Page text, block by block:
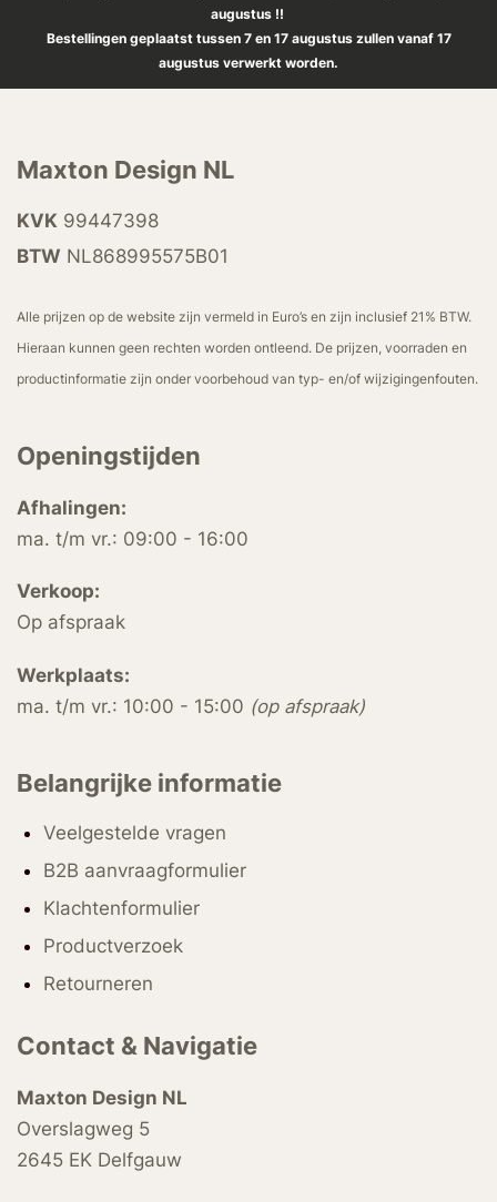
augustus !!
Bestellingen geplaatst tussen 7 en 17 augustus zullen vanaf 17
augustus verwerkt worden.
Maxton Design NL
KVK 99447398
BTW NL868995575B01
Alle prijzen op de website zijn vermeld in Euro’s en zijn inclusief 21% BTW.
Hieraan kunnen geen rechten worden ontleend. De prijzen, voorraden en
productinformatie zijn onder voorbehoud van typ- en/of wijzigingenfouten.
Openingstijden
Afhalingen:
ma. t/m vr.: 09:00 - 16:00
Verkoop:
Op afspraak
Werkplaats:
ma. t/m vr.: 10:00 - 15:00 (op afspraak)
Belangrijke informatie
Veelgestelde vragen
B2B aanvraagformulier
Klachtenformulier
Productverzoek
Retourneren
Contact & Navigatie
Maxton Design NL
Overslagweg 5
2645 EK Delfgauw